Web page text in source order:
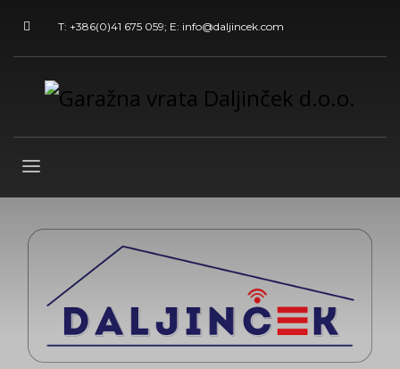
T: +386(0)41 675 059; E: info@daljincek.com